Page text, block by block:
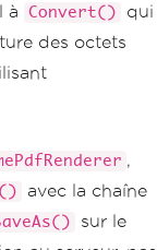
à
Convert()
qui
des octets
,
avec la chaîne
sur le